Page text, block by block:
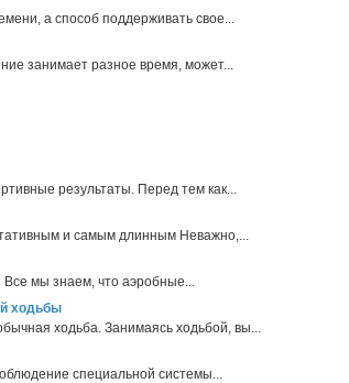
а способ поддерживать свое...
занимает разное время, может...
результаты. Перед тем как...
и самым длинным Неважно,...
Все мы знаем, что аэробные...
ходьбы
ходьба. Занимаясь ходьбой, вы...
специальной системы...